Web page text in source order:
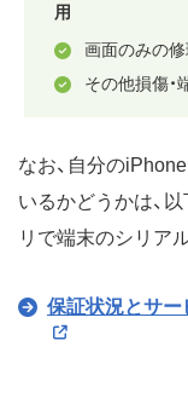
用
画面のみの修
その他損傷・
なお、自分の
いるかどうかは、
リで端末のシリア
保証状況とサ